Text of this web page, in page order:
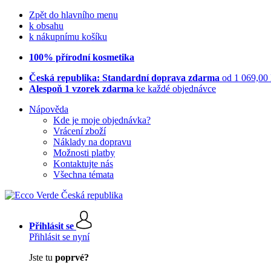
Zpět do hlavního menu
k obsahu
k nákupnímu košíku
100% přírodní kosmetika
Česká republika: Standardní doprava zdarma od 1 069,00
Alespoň 1 vzorek zdarma ke každé objednávce
Nápověda
Kde je moje objednávka?
Vrácení zboží
Náklady na dopravu
Možnosti platby
Kontaktujte nás
Všechna témata
Přihlásit se
Přihlásit se nyní
Jste tu poprvé?